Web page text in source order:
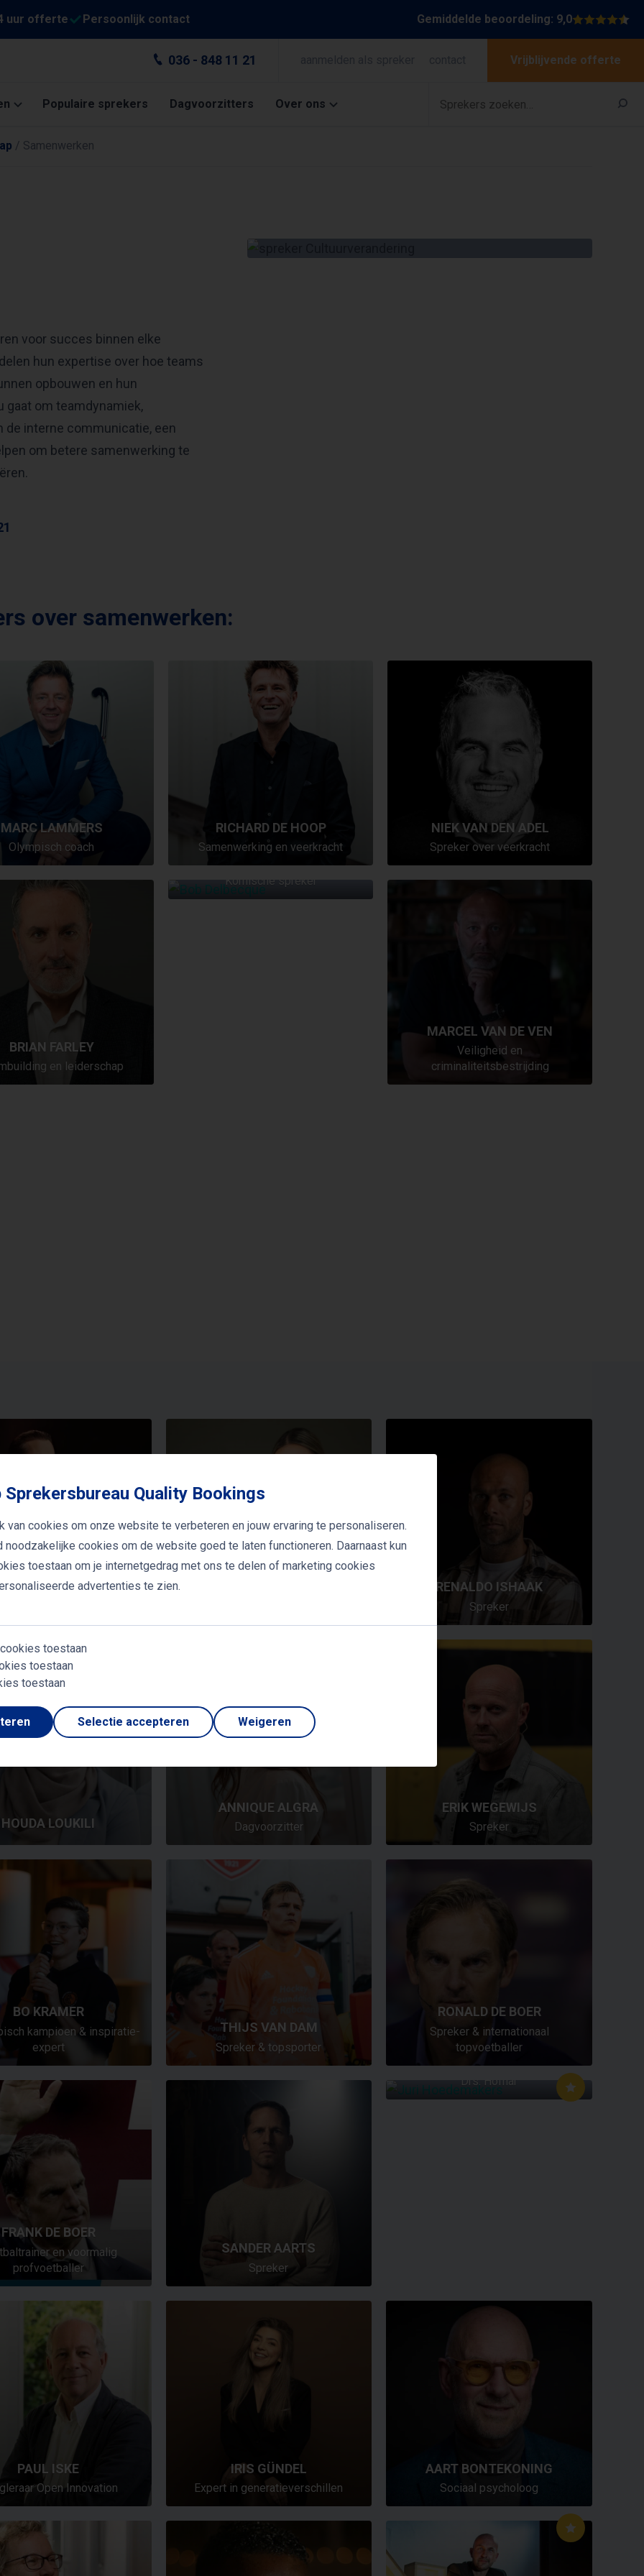
uur offerte Persoonlijk contact Gemiddelde beoordeling: 9,0
036 - 848 11 21 Vrijblijvende offerte
Populaire sprekers Dagvoorzitters Over ons
/ Samenwerken
voor succes binnen elke
hun expertise over hoe teams
opbouwen en hun
gaat om teamdynamiek,
interne communicatie, een
om betere samenwerking te
over samenwerken:
MARC LAMMERS
Olympisch coach
RICHARD DE HOOP
Samenwerking en veerkracht
NIEK VAN DEN ADEL
Spreker over veerkracht
BRIAN FARLEY
en leiderschap
Komische spreker
MARCEL VAN DE VEN
Veiligheid en
criminaliteitsbestrijding
MAKKELIE
scheidsrechter &
RENALDO ISHAAK
Spreker
HOUDA LOUKILI
ANNIQUE ALGRA
Dagvoorzitter
ERIK WEGEWIJS
Spreker
BO KRAMER
kampioen & inspiratie-
expert
THIJS VAN DAM
Spreker & topsporter
RONALD DE BOER
Spreker & internationaal
topvoetballer
FRANK DE BOER
en voormalig
profvoetballer
SANDER AARTS
Spreker
Drs. Hofnar
PAUL ISKE
Open Innovation
IRIS GÜNDEL
Expert in generatieverschillen
AART BONTEKONING
Sociaal psycholoog
Sprekersbureau Quality Bookings
van cookies om onze website te verbeteren en jouw ervaring te personaliseren.
noodzakelijke cookies om de website goed te laten functioneren. Daarnaast kun
toestaan om je internetgedrag met ons te delen of marketing cookies
advertenties te zien.
toestaan
toestaan
toestaan
Selectie accepteren Weigeren